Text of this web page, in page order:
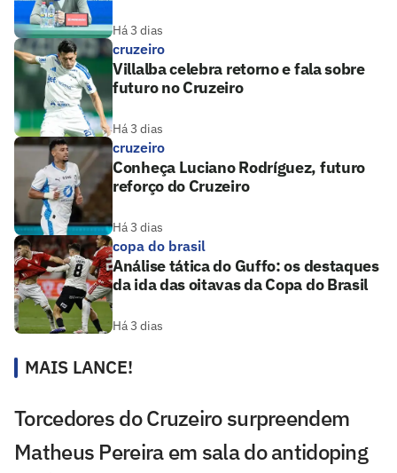
Há 3 dias
cruzeiro
Villalba celebra retorno e fala sobre
futuro no Cruzeiro
Há 3 dias
cruzeiro
Conheça Luciano Rodríguez, futuro
reforço do Cruzeiro
Há 3 dias
copa do brasil
Análise tática do Guffo: os destaques
da ida das oitavas da Copa do Brasil
Há 3 dias
MAIS LANCE!
Torcedores do Cruzeiro surpreendem
Matheus Pereira em sala do antidoping